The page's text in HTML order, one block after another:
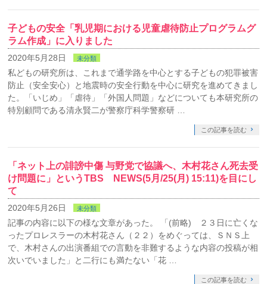
子どもの安全「乳児期における児童虐待防止プログラムグ
ラム作成」に入りました
2020年5月28日 未分類
私どもの研究所は、これまで通学路を中心とする子どもの犯罪被害
防止（安全安心）と地震時の安全行動を中心に研究を進めてきまし
た。「いじめ」「虐待」「外国人問題」などについても本研究所の
特別顧問である清永賢二が警察庁科学警察研 …
この記事を読む
「ネット上の誹謗中傷 与野党で協議へ、木村花さん死去受
け問題に」というTBS NEWS(5月/25(月) 15:11)を目にし
て
2020年5月26日 未分類
記事の内容に以下の様な文章があった。 「(前略) ２３日に亡くな
ったプロレスラーの木村花さん（２２）をめぐっては、ＳＮＳ上
で、木村さんの出演番組での言動を非難するような内容の投稿が相
次いでいました」と二行にも満たない「花 …
この記事を読む